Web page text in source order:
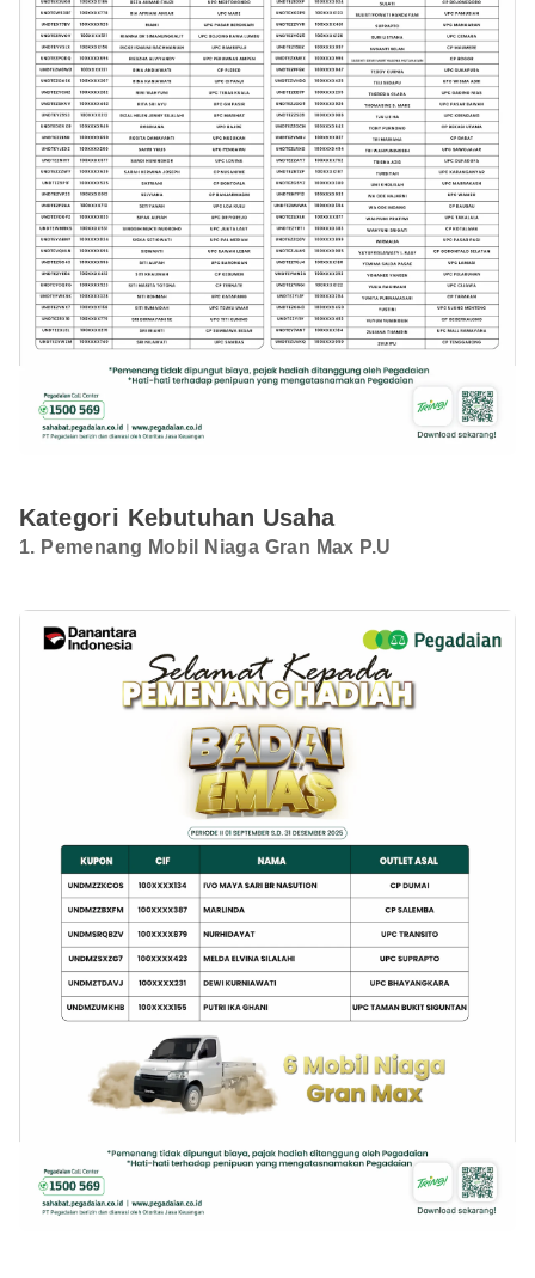
Kategori Kebutuhan Usaha
1. Pemenang Mobil Niaga Gran Max P.U